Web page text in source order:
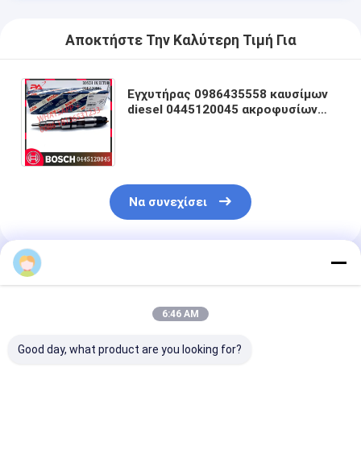
Αποκτήστε Την Καλύτερη Τιμή Για
Εγχυτήρας 0986435558 καυσίμων
diesel 0445120045 ακροφυσίων
Να συνεχίσει
Συνιστώμενα Προϊόντα
6:46 AM
Good day, what product are you looking for?